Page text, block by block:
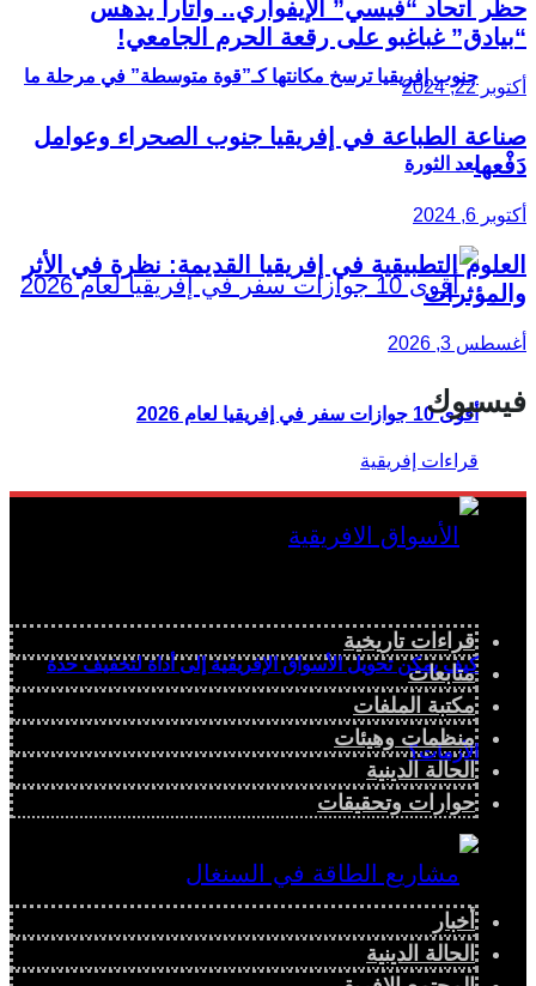
جنوب إفريقيا ترسخ مكانتها كـ”قوة متوسطة” في مرحلة ما
بعد الثورة
أقوى 10 جوازات سفر في إفريقيا لعام 2026
كيف يمكن تحويل الأسواق الإفريقية إلى أداة لتخفيف حدة
الأزمات؟
حظر اتحاد “فيسي” الإيفواري.. واتارا يدهس
“بيادق” غباغبو على رقعة الحرم الجامعي!
أكتوبر 22, 2024
صناعة الطباعة في إفريقيا جنوب الصحراء وعوامل
دَفْعها
أكتوبر 6, 2024
العلوم التطبيقية في إفريقيا القديمة: نظرة في الأثر
والمؤثرات
أغسطس 3, 2026
فيسبوك
قراءات تاريخية
متابعات
مكتبة الملفات
منظمات وهيئات
الحالة الدينية
حوارات وتحقيقات
أخبار
الحالة الدينية